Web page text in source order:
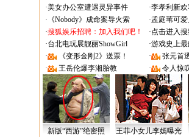
·美女办公室遭遇灵异事件 ·李孝利新
· 《Nobody》成命案导火索 ·孟庭苇可
·搜狐娱乐招聘：加入我们吧！ ·点击进入
·台北电玩展靓丽ShowGirl ·游戏史上
·
《变形金刚2》送票！ ·
张元首
·
王岳伦爆李湘胎教 · 令人惊
新版“西游”绝密照 王菲小女儿李嫣曝光